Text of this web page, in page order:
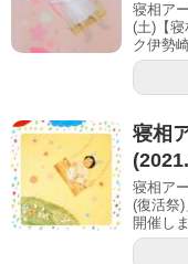
寝相ア
(土)【
ク伊勢
寝相
寝相ア
(復活祭
開催し